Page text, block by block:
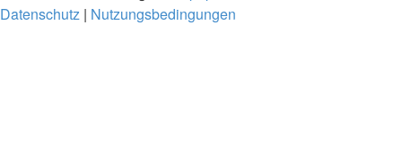
Datenschutz | Nutzungsbedingungen